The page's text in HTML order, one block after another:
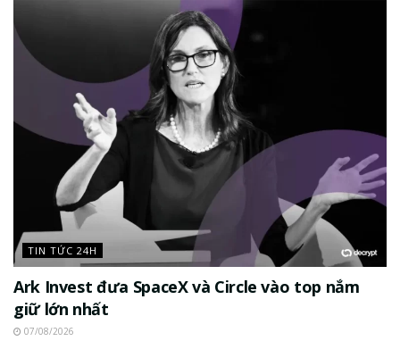
TIN TỨC 24H
Ark Invest đưa SpaceX và Circle vào top nắm
giữ lớn nhất
07/08/2026